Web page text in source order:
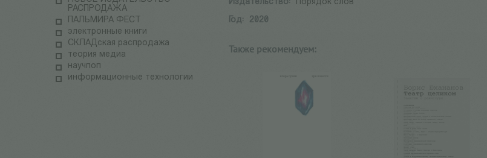
РАСПРОДАЖА
ПАЛЬМИРА ФЕСТ
электронные книги
СКЛАДская распродажа
теория медиа
научпоп
информационные технологии
Издательство:
Порядок слов
Год:
2020
Также рекомендуем: